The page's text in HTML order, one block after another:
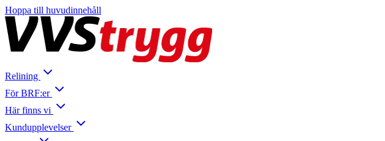
Hoppa till huvudinnehåll
Relining
För BRF:er
Här finns vi
Kundupplevelser